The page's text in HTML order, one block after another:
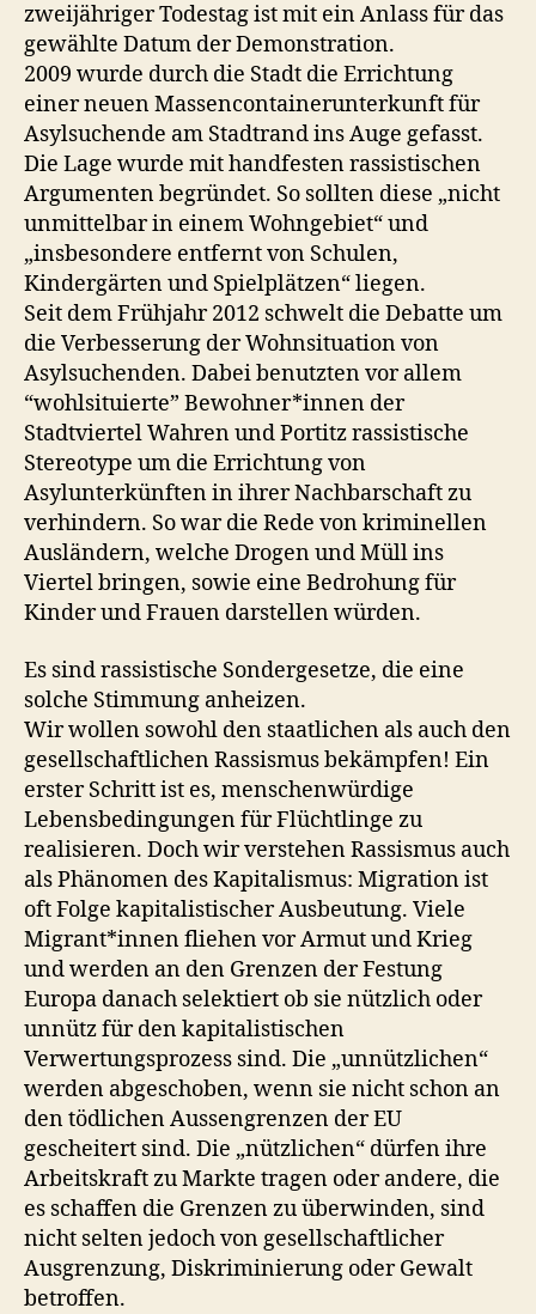
zweijähriger Todestag ist mit ein Anlass für das
gewählte Datum der Demonstration.
2009 wurde durch die Stadt die Errichtung
einer neuen Massencontainerunterkunft für
Asylsuchende am Stadtrand ins Auge gefasst.
Die Lage wurde mit handfesten rassistischen
Argumenten begründet. So sollten diese „nicht
unmittelbar in einem Wohngebiet“ und
„insbesondere entfernt von Schulen,
Kindergärten und Spielplätzen“ liegen.
Seit dem Frühjahr 2012 schwelt die Debatte um
die Verbesserung der Wohnsituation von
Asylsuchenden. Dabei benutzten vor allem
“wohlsituierte” Bewohner*innen der
Stadtviertel Wahren und Portitz rassistische
Stereotype um die Errichtung von
Asylunterkünften in ihrer Nachbarschaft zu
verhindern. So war die Rede von kriminellen
Ausländern, welche Drogen und Müll ins
Viertel bringen, sowie eine Bedrohung für
Kinder und Frauen darstellen würden.
Es sind rassistische Sondergesetze, die eine
solche Stimmung anheizen.
Wir wollen sowohl den staatlichen als auch den
gesellschaftlichen Rassismus bekämpfen! Ein
erster Schritt ist es, menschenwürdige
Lebensbedingungen für Flüchtlinge zu
realisieren. Doch wir verstehen Rassismus auch
als Phänomen des Kapitalismus: Migration ist
oft Folge kapitalistischer Ausbeutung. Viele
Migrant*innen fliehen vor Armut und Krieg
und werden an den Grenzen der Festung
Europa danach selektiert ob sie nützlich oder
unnütz für den kapitalistischen
Verwertungsprozess sind. Die „unnützlichen“
werden abgeschoben, wenn sie nicht schon an
den tödlichen Aussengrenzen der EU
gescheitert sind. Die „nützlichen“ dürfen ihre
Arbeitskraft zu Markte tragen oder andere, die
es schaffen die Grenzen zu überwinden, sind
nicht selten jedoch von gesellschaftlicher
Ausgrenzung, Diskriminierung oder Gewalt
betroffen.